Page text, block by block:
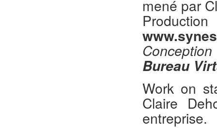
mené par
Bureau
Work on
Claire
entreprise.